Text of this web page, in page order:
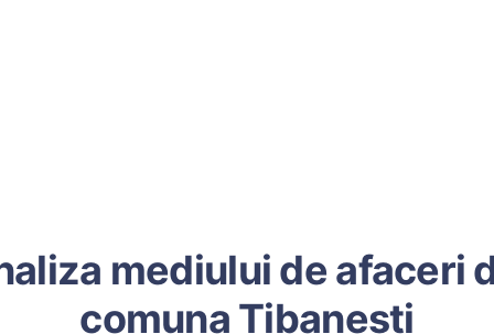
mediului de afaceri
comuna Tibanesti